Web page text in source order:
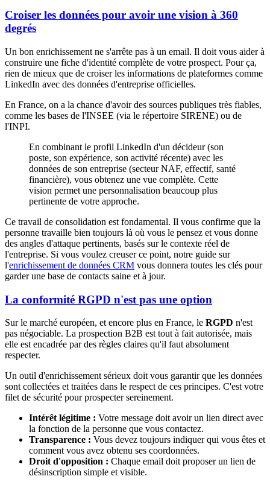
Croiser les données pour avoir une vision à 360
degrés
Un bon enrichissement ne s'arrête pas à un email. Il doit vous aider à
construire une fiche d'identité complète de votre prospect. Pour ça,
rien de mieux que de croiser les informations de plateformes comme
LinkedIn avec des données d'entreprise officielles.
En France, on a la chance d'avoir des sources publiques très fiables,
comme les bases de l'INSEE (via le répertoire SIRENE) ou de
l'INPI.
En combinant le profil LinkedIn d'un décideur (son
poste, son expérience, son activité récente) avec les
données de son entreprise (secteur NAF, effectif, santé
financière), vous obtenez une vue complète. Cette
vision permet une personnalisation beaucoup plus
pertinente de votre approche.
Ce travail de consolidation est fondamental. Il vous confirme que la
personne travaille bien toujours là où vous le pensez et vous donne
des angles d'attaque pertinents, basés sur le contexte réel de
l'entreprise. Si vous voulez creuser ce point, notre guide sur
l'enrichissement de données CRM vous donnera toutes les clés pour
garder une base de contacts saine et à jour.
La conformité RGPD n'est pas une option
Sur le marché européen, et encore plus en France, le RGPD n'est
pas négociable. La prospection B2B est tout à fait autorisée, mais
elle est encadrée par des règles claires qu'il faut absolument
respecter.
Un outil d'enrichissement sérieux doit vous garantir que les données
sont collectées et traitées dans le respect de ces principes. C'est votre
filet de sécurité pour prospecter sereinement.
Intérêt légitime : Votre message doit avoir un lien direct avec
la fonction de la personne que vous contactez.
Transparence : Vous devez toujours indiquer qui vous êtes et
comment vous avez obtenu ses coordonnées.
Droit d'opposition : Chaque email doit proposer un lien de
désinscription simple et visible.